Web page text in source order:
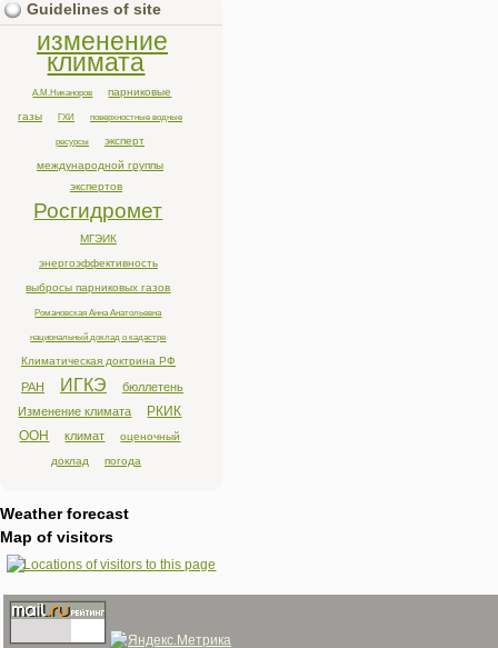
Guidelines of site
изменение
климата
А.М.Никаноров
парниковые
газы
ГХИ поверхностные водные
ресурсы
эксперт
международной группы
экспертов
Росгидромет
МГЭИК
энергоэффективность
выбросы парниковых газов
Романовская Анна Анатольевна
национальный доклад о кадастре
Климатическая доктрина РФ
РАН ИГКЭ
бюллетень
Изменение климата
РКИК
ООН
климат
оценочный
доклад
погода
Weather forecast
Map of visitors